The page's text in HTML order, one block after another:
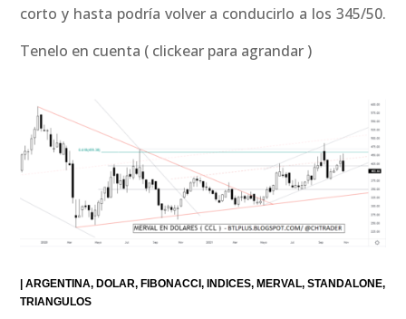
corto y hasta podría volver a conducirlo a los 345/50.
Tenelo en cuenta ( clickear para agrandar )
|ARGENTINA DOLAR FIBONACCI INDICES MERVAL STANDALONE
TRIANGULOS